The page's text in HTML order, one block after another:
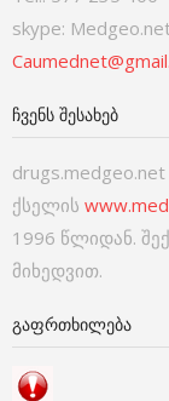
skype:
ᲩᲕᲔᲜᲡ ᲨᲔᲡᲐᲮᲔᲑ
ქსელის
1996 წლიდან.
მიხედვით.
ᲒᲐᲤᲠᲗᲮᲘᲚᲔᲑᲐ